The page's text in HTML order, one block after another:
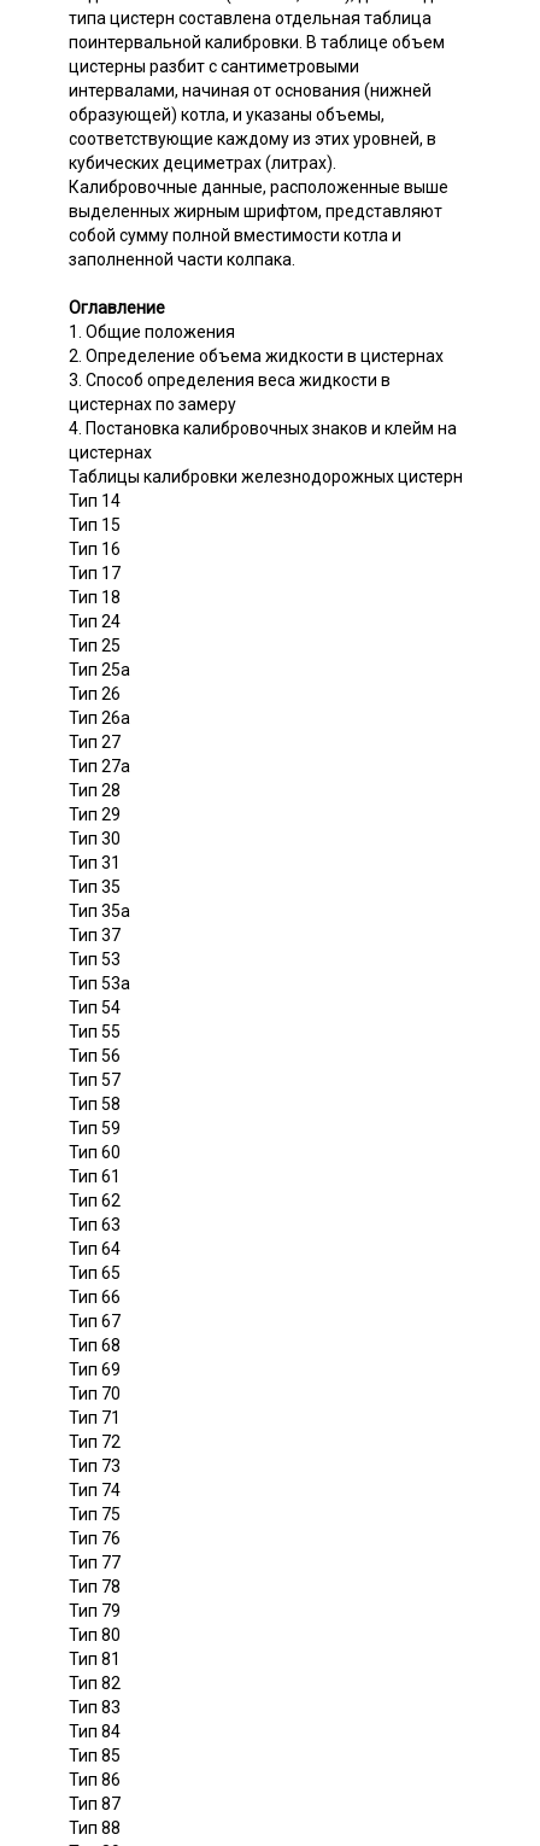
типа цистерн составлена отдельная таблица
поинтервальной калибровки. В таблице объем
цистерны разбит с сантиметровыми
интервалами, начиная от основания (нижней
образующей) котла, и указаны объемы,
соответствующие каждому из этих уровней, в
кубических дециметрах (литрах).
Калибровочные данные, расположенные выше
выделенных жирным шрифтом, представляют
собой сумму полной вместимости котла и
заполненной части колпака.
Оглавление
1. Общие положения
2. Определение объема жидкости в цистернах
3. Способ определения веса жидкости в
цистернах по замеру
4. Постановка калибровочных знаков и клейм на
цистернах
Таблицы калибровки железнодорожных цистерн
Тип 14
Тип 15
Тип 16
Тип 17
Тип 18
Тип 24
Тип 25
Тип 25а
Тип 26
Тип 26а
Тип 27
Тип 27а
Тип 28
Тип 29
Тип 30
Тип 31
Тип 35
Тип 35а
Тип 37
Тип 53
Тип 53а
Тип 54
Тип 55
Тип 56
Тип 57
Тип 58
Тип 59
Тип 60
Тип 61
Тип 62
Тип 63
Тип 64
Тип 65
Тип 66
Тип 67
Тип 68
Тип 69
Тип 70
Тип 71
Тип 72
Тип 73
Тип 74
Тип 75
Тип 76
Тип 77
Тип 78
Тип 79
Тип 80
Тип 81
Тип 82
Тип 83
Тип 84
Тип 85
Тип 86
Тип 87
Тип 88